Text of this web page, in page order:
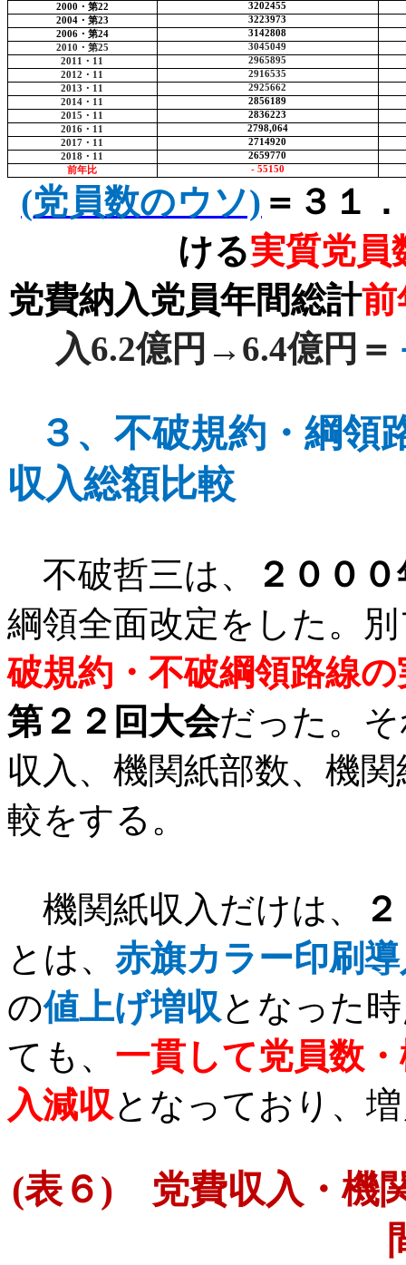
2000 ・第22
3202455
2004 ・第23
3223973
2006 ・第24
3142808
2010 ・第25
3045049
2011
・ 11
2965895
2012 ・ 11
2916535
2013 ・ 11
2925662
2014 ・ 11
2856189
2015 ・ 11
2836223
2016 ・ 11
2798,064
2017 ・ 11
2714920
2018 ・ 11
2659770
前年比
- 55150
(党員数のウソ) ＝３１
ける実質党員
党費納入党員年間総計前
入6.2億円→ 6.4億円＝
３、不破規約・綱領
収入総額比較
不破哲三は、
２００
綱領全面改定をした。
破規約・不破綱領路線
第２２回大会だった。
収入、機関紙部数、機
較をする。
機関紙収入だけは、
とは、 赤旗カラー印刷
の値上げ増収となった
ても、 一貫して党員数
入減収となっており、
(表６) 党費収入・機